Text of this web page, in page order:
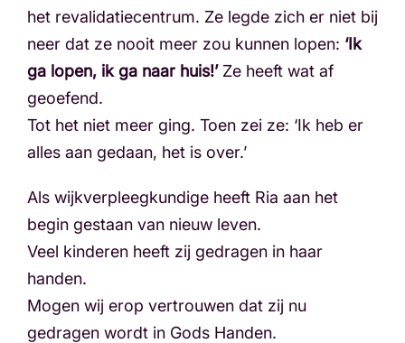
het revalidatiecentrum. Ze legde zich er niet bij
neer dat ze nooit meer zou kunnen lopen: ‘Ik
ga lopen, ik ga naar huis!’Ze heeft wat af
geoefend.
Tot het niet meer ging. Toen zei ze: ‘Ik heb er
alles aan gedaan, het is over.’
Als wijkverpleegkundige heeft Ria aan het
begin gestaan van nieuw leven.
Veel kinderen heeft zij gedragen in haar
handen.
Mogen wij erop vertrouwen dat zij nu
gedragen wordt in Gods Handen.